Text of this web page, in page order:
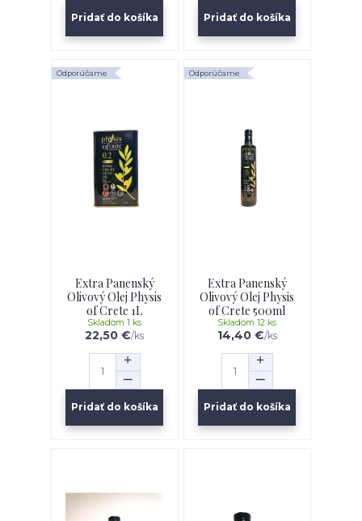
Pridať do košíka Pridať do košíka
Odporúčame
Extra Panenský
Olivový Olej Physis
of Crete 1L
22,50 €/ks
Skladom 1 ks
Pridať do košíka
Odporúčame
Extra Panenský
Olivový Olej Physis
of Crete 500ml
14,40 €/ks
Skladom 12 ks
Pridať do košíka